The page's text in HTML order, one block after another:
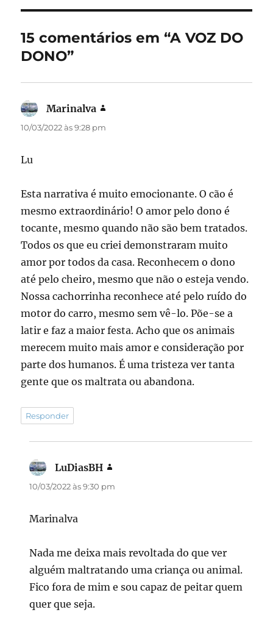
b
o
o
k
d
o
n
15 comentários em “A VOZ DO
DONO”
Marinalva
10/03/2022 às 9:28 pm
Lu
Esta narrativa é muito emocionante. O cão é
mesmo extraordinário! O amor pelo dono é
tocante, mesmo quando não são bem tratados.
Todos os que eu criei demonstraram muito
amor por todos da casa. Reconhecem o dono
até pelo cheiro, mesmo que não o esteja vendo.
Nossa cachorrinha reconhece até pelo ruído do
motor do carro, mesmo sem vê-lo. Põe-se a
latir e faz a maior festa. Acho que os animais
merecem muito mais amor e consideração por
parte dos humanos. É uma tristeza ver tanta
gente que os maltrata ou abandona.
Responder
LuDiasBH
10/03/2022 às 9:30 pm
Marinalva
Nada me deixa mais revoltada do que ver
alguém maltratando uma criança ou animal.
Fico fora de mim e sou capaz de peitar quem
quer que seja.